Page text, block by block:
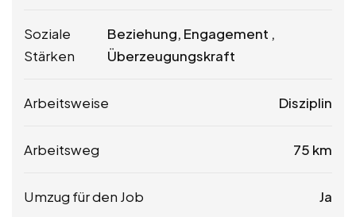
Soziale
Stärken
Beziehung, Engagement ,
Überzeugungskraft
Arbeitsweise Disziplin
Arbeitsweg 75 km
Umzug für den Job Ja